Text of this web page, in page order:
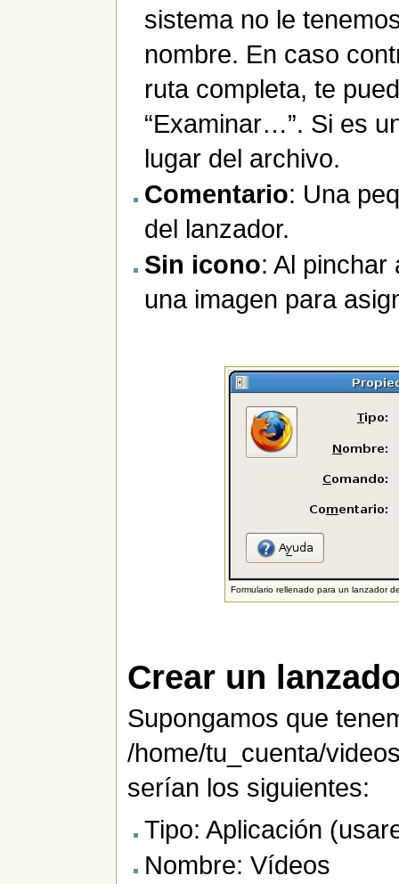
sistema no le
nombre. En caso
ruta completa, te
“Examinar…”. Si es
lugar del archivo.
Comentario: Una
del lanzador.
Sin icono: Al
una imagen para
Formulario rellenado para un lanzador
Crear un
Supongamos que
/home/tu_cuenta/
serían los siguientes:
Tipo: Aplicación
Nombre: Vídeos